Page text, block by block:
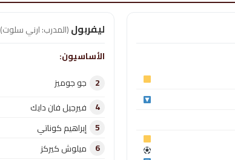
ليفربول (المدرب: ارني سلوت)
الأساسيون:
2
جو جوميز
4
فيرجيل فان دايك
5 إبراهيم كوناتي
6
ميلوش كيركز